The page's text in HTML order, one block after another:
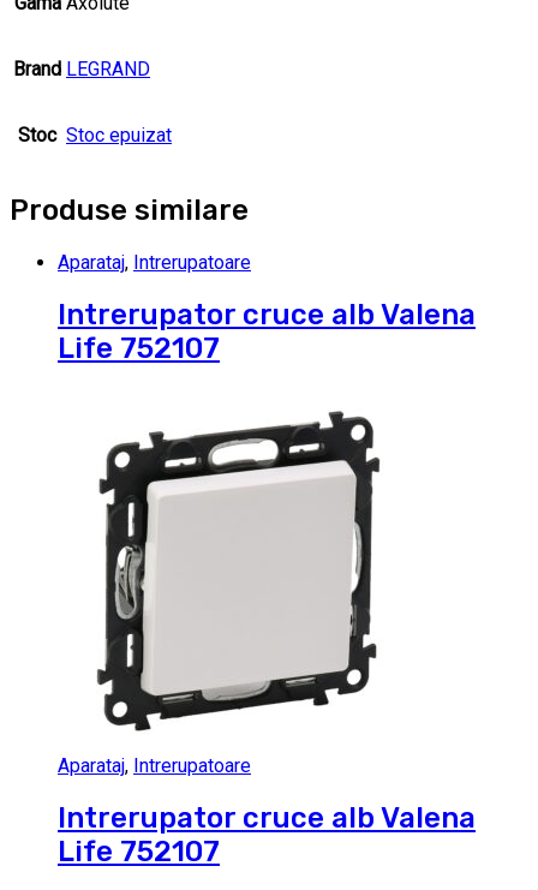
Brand LEGRAND
Stoc Stoc epuizat
Produse similare
Aparataj, Intrerupatoare
Intrerupator cruce alb Valena
Life 752107
Aparataj, Intrerupatoare
Intrerupator cruce alb Valena
Life 752107